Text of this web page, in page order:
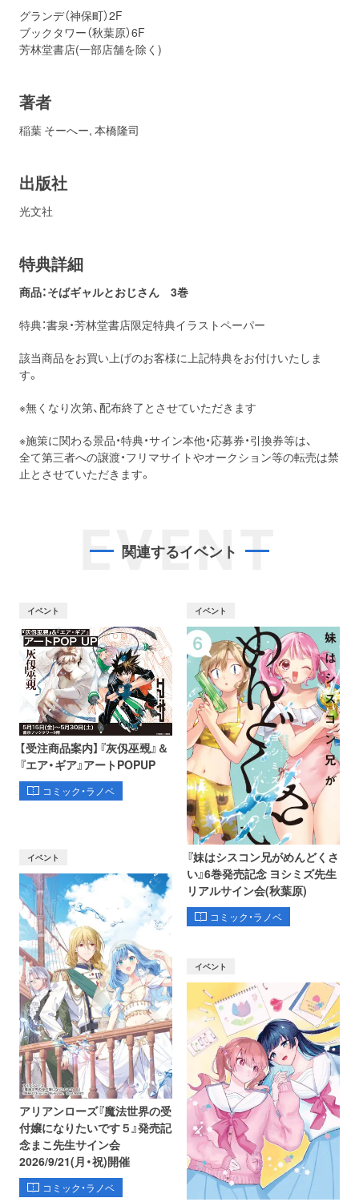
グランデ（神保町）2F
ブックタワー（秋葉原）6F
芳林堂書店(一部店舗を除く)
著者
稲葉 そーへー, 本橋隆司
出版社
光文社
特典詳細
商品：そばギャルとおじさん 3巻
特典：書泉・芳林堂書店限定特典イラストペーパー
該当商品をお買い上げのお客様に上記特典をお付けいたしま
す。
※無くなり次第、配布終了とさせていただきます
※施策に関わる景品・特典・サイン本他・応募券・引換券等は、
全て第三者への譲渡・フリマサイトやオークション等の転売は禁
止とさせていただきます。
EVENT
関連するイベント
イベント
【受注商品案内】『灰仭巫覡』＆
『エア・ギア』アートPOPUP
コミック・ラノベ
イベント
『妹はシスコン兄がめんどくさ
い』6巻発売記念 ヨシミズ先生
リアルサイン会(秋葉原)
コミック・ラノベ
イベント
アリアンローズ『魔法世界の受
付嬢になりたいです５』発売記
念まこ先生サイン会
2026/9/21(月・祝)開催
コミック・ラノベ
イベント